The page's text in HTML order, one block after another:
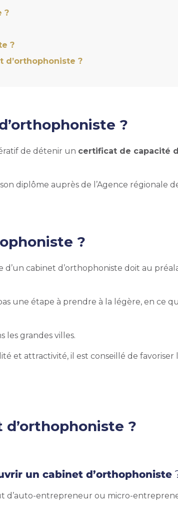
?
?
d’orthophoniste ?
?
de détenir un certificat de capacité
diplôme auprès de l’Agence régionale
?
cabinet d’orthophoniste doit au
une étape à prendre à la légère, en ce
les grandes villes.
et attractivité, il est conseillé de
?
un cabinet d’orthophoniste
d’auto-entrepreneur ou micro-